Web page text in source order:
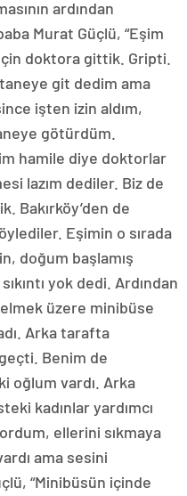
ardından
Murat Güçlü, “Eşim
doktora gittik. Gripti.
git dedim ama
işten izin aldım,
götürdüm.
hamile diye doktorlar
lazım dediler. Biz de
Bakırköy’den de
Eşimin o sırada
doğum başlamış
yok dedi. Ardından
üzere minibüse
Arka tarafta
Benim de
oğlum vardı. Arka
kadınlar yardımcı
ellerini sıkmaya
ama sesini
“Minibüsün içinde